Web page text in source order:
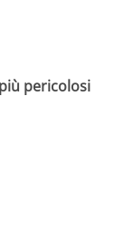
pericolosi